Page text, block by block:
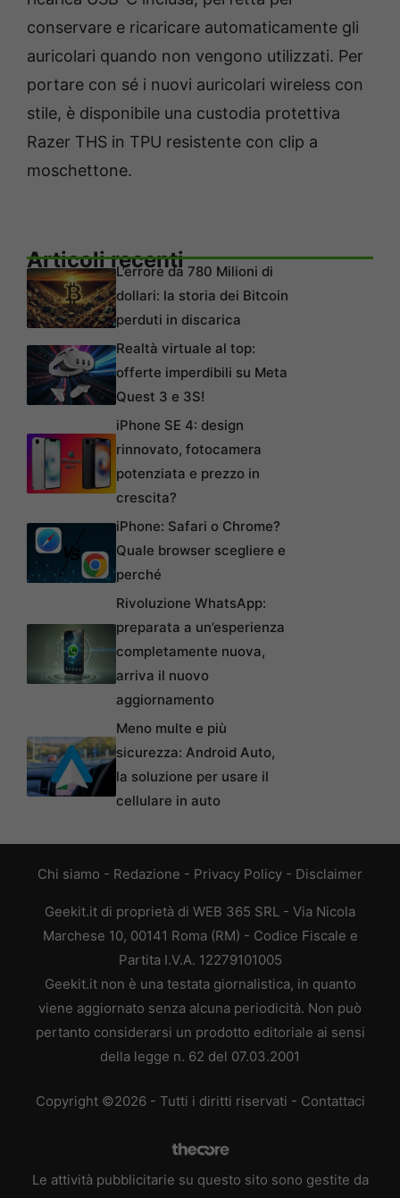
conservare e ricaricare automaticamente gli
auricolari quando non vengono utilizzati. Per
portare con sé i nuovi auricolari wireless con
stile, è disponibile una custodia protettiva
Razer THS in TPU resistente con clip a
moschettone.
Articoli recentiL’errore da 780 Milioni di
dollari: la storia dei Bitcoin
perduti in discarica
Realtà virtuale al top:
offerte imperdibili su Meta
Quest 3 e 3S!
iPhone SE 4: design
rinnovato, fotocamera
potenziata e prezzo in
crescita?
iPhone: Safari o Chrome?
Quale browser scegliere e
perché
Rivoluzione WhatsApp:
preparata a un’esperienza
completamente nuova,
arriva il nuovo
aggiornamento
Meno multe e più
sicurezza: Android Auto,
la soluzione per usare il
cellulare in auto
Chi siamo - Redazione - Privacy Policy - Disclaimer
Geekit.it di proprietà di WEB 365 SRL - Via Nicola
Marchese 10, 00141 Roma (RM) - Codice Fiscale e
Partita I.V.A. 12279101005
Geekit.it non è una testata giornalistica, in quanto
viene aggiornato senza alcuna periodicità. Non può
pertanto considerarsi un prodotto editoriale ai sensi
della legge n. 62 del 07.03.2001
Copyright ©2026 - Tutti i diritti riservati - Contattaci
Le attività pubblicitarie su questo sito sono gestite da